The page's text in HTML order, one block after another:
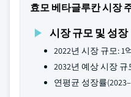
효모 베타글루칸 시장
시장 규모 및 성장
2022년 시장 규모: 1
2032년 예상 시장 규
연평균 성장률